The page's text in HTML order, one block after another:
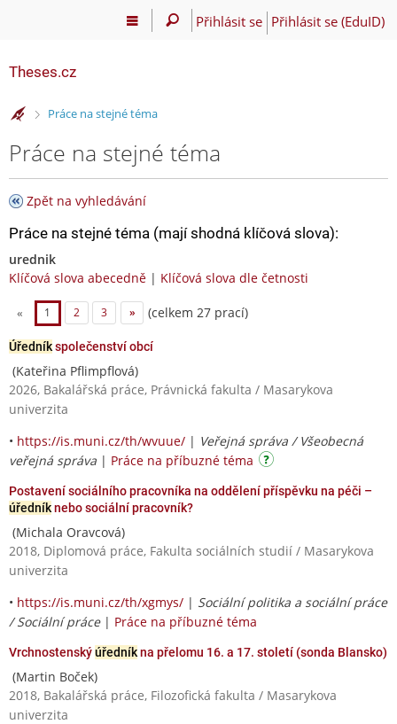
Přihlásit se Přihlásit se (EduID)
Theses.cz
>Práce na stejné téma
Práce na stejné téma
Zpět na vyhledávání
Práce na stejné téma (mají shodná klíčová slova):
urednik
Klíčová slova abecedně | Klíčová slova dle četnosti
« 1 2 3 » (celkem 27 prací)
Úředníkspolečenství obcí
(Kateřina Pflimpflová)
2026, Bakalářská práce, Právnická fakulta / Masarykova
univerzita
• https://is.muni.cz/th/wvuue/ | Veřejná správa / Všeobecná
veřejná správa | Práce na příbuzné téma
Postavení sociálního pracovníka na oddělení příspěvku na péči –
úředníknebo sociální pracovník?
(Michala Oravcová)
2018, Diplomová práce, Fakulta sociálních studií / Masarykova
univerzita
• https://is.muni.cz/th/xgmys/ | Sociální politika a sociální práce
/ Sociální práce| Práce na příbuzné téma
Vrchnostenskýúředníkna přelomu 16. a 17. století (sonda Blansko)
(Martin Boček)
2018, Bakalářská práce, Filozofická fakulta / Masarykova
univerzita